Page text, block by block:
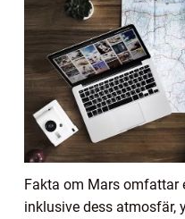
Fakta om Mars omfattar
inklusive dess atmosfär,